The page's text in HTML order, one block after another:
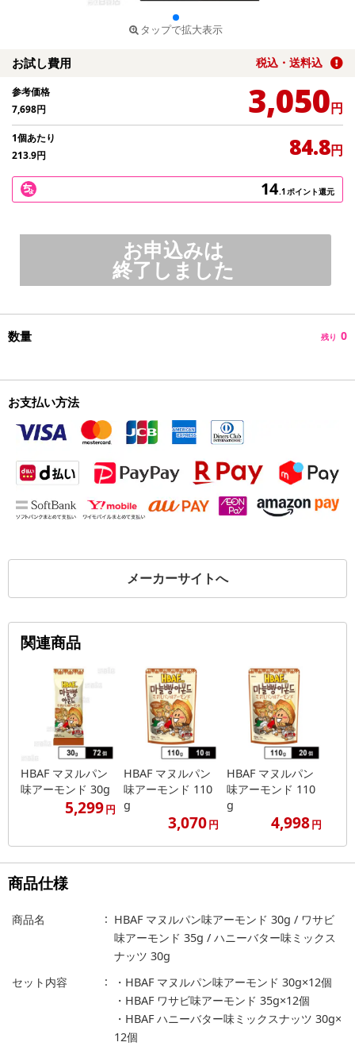
タップで拡大表示
お試し費用 税込・送料込
参考価格
7,698円 3,050円
1個あたり
213.9円 84.8円
14.1ポイント還元
お申込みは
終了しました
数量 残り 0
お支払い方法
メーカーサイトへ
関連商品
HBAF マヌルパン
味アーモンド 30g
5,299円
HBAF マヌルパン
味アーモンド 110
g
3,070円
HBAF マヌルパン
味アーモンド 110
g
4,998円
商品仕様
商品名
HBAF マヌルパン味アーモンド 30g / ワサビ
味アーモンド 35g / ハニーバター味ミックス
ナッツ 30g
セット内容
・HBAF マヌルパン味アーモンド 30g×12個
・HBAF ワサビ味アーモンド 35g×12個
・HBAF ハニーバター味ミックスナッツ 30g×
12個